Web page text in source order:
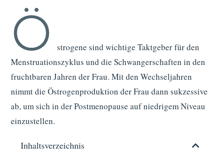
Ö
strogene sind wichtige Taktgeber für den
Menstruationszyklus und die Schwangerschaften in den
fruchtbaren Jahren der Frau. Mit den Wechseljahren
nimmt die Östrogenproduktion der Frau dann sukzessive
ab, um sich in der Postmenopause auf niedrigem Niveau
einzustellen.
Inhaltsverzeichnis